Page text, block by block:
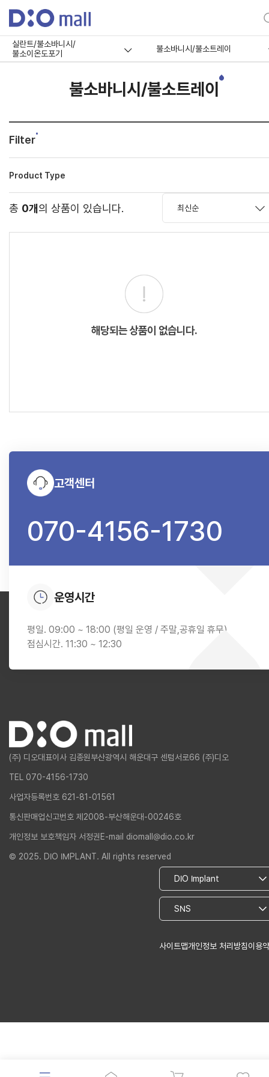
실란트/불소바니시/
불소이온도포기
불소바니시/불소트레이
불소바니시/불소트레이
Filter
Product Type
총 0개의 상품이 있습니다.
해당되는 상품이 없습니다.
고객센터
070-4156-1730
운영시간
평일. 09:00 ~ 18:00 (평일 운영 / 주말,공휴일 휴무)
점심시간. 11:30 ~ 12:30
(주) 디오대표이사 김종원부산광역시 해운대구 센텀서로66 (주)디오
TEL 070-4156-1730
사업자등록번호 621-81-01561
통신판매업신고번호 제2008-부산해운대-00246호
개인정보 보호책임자 서정권 E-mail diomall@dio.co.kr
© 2025. DIO IMPLANT. All rights reserved
사이트맵개인정보 처리방침이용